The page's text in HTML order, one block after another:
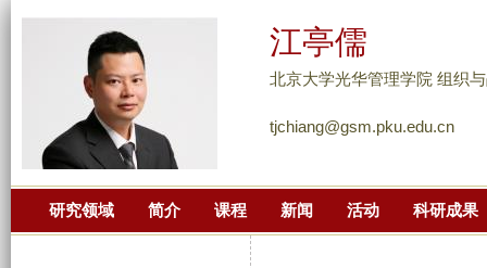
到
主
要
内
江亭儒
北京大学光华管理学院 组织
tjchiang@gsm.pku.edu.cn
研究领域 简介 课程 新闻 活动 科研成果